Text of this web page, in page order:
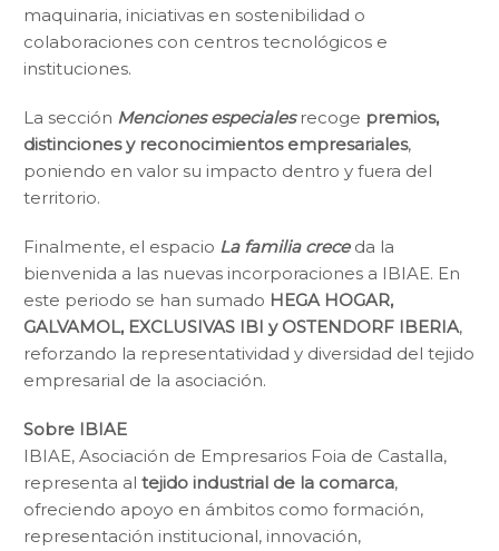
maquinaria, iniciativas en sostenibilidad o
colaboraciones con centros tecnológicos e
instituciones.
La sección Menciones especiales recoge premios,
distinciones y reconocimientos empresariales,
poniendo en valor su impacto dentro y fuera del
territorio.
Finalmente, el espacio La familia creceda la
bienvenida a las nuevas incorporaciones a IBIAE. En
este periodo se han sumado HEGA HOGAR,
GALVAMOL, EXCLUSIVAS IBI y OSTENDORF IBERIA,
reforzando la representatividad y diversidad del tejido
empresarial de la asociación.
Sobre IBIAE
IBIAE, Asociación de Empresarios Foia de Castalla,
representa al tejido industrial de la comarca,
ofreciendo apoyo en ámbitos como formación,
representación institucional, innovación,